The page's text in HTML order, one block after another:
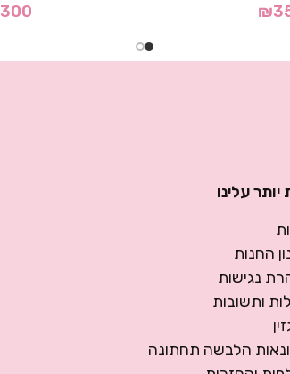
₪
300
עלינו
החנות
נגישות
ותשובות
הלבשה תחתונה